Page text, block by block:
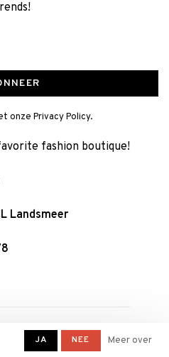
onze Privacy Policy.
fashion boutique!
Landsmeer
JA NEE
Meer over